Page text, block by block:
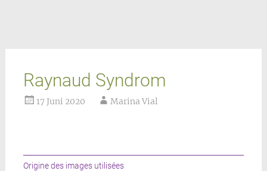
Raynaud Syndrom
17 Juni 2020 Marina Vial
Origine des images utilisées